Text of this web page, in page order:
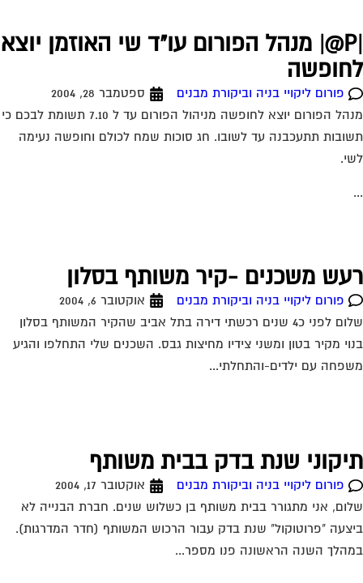
|P@| מנהל הפורום עו"ד שי האוזמן יוצא
פורום ליקויי בניה וביקורת מבנים
ספטמבר 28, 2004
מנהל הפורום יוצא לחופשה מניהול הפורום עד ל 7.10 תשומת לבכם כי
תתעכבנה עד לשובו. חג סוכות שמח לכולם וחופשה נעימה
משכנים -קיר משותף בסלון
פורום ליקויי בניה וביקורת מבנים
אוקטובר 6, 2004
שלום לפני כ4 שנים רכשתי דירה בתל אביב שהקיר המשותף בסלון
מקיר בטון ומשני צידיו מחיצות גבס. השכנים שלי התחלפו והגיע
עם ילדים-והתחלתי...
שנת בדק בבית משותף
פורום ליקויי בניה וביקורת מבנים
אוקטובר 17, 2004
אני מתגורר בבית משותף בן כשלוש שנים. חברת הבנייה לא
"פרוטוקול" שנת בדק עבור הרכוש המשותף (חדר המדרגות).
השנה הראשונה פנו מספר...